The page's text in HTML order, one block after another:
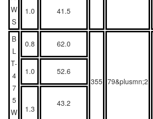
W
S
1.0 41.5
B
L
T-
4
7
5
W
0.8 62.0
355 79&plusmn;2
1.0 52.6
1.3
43.2